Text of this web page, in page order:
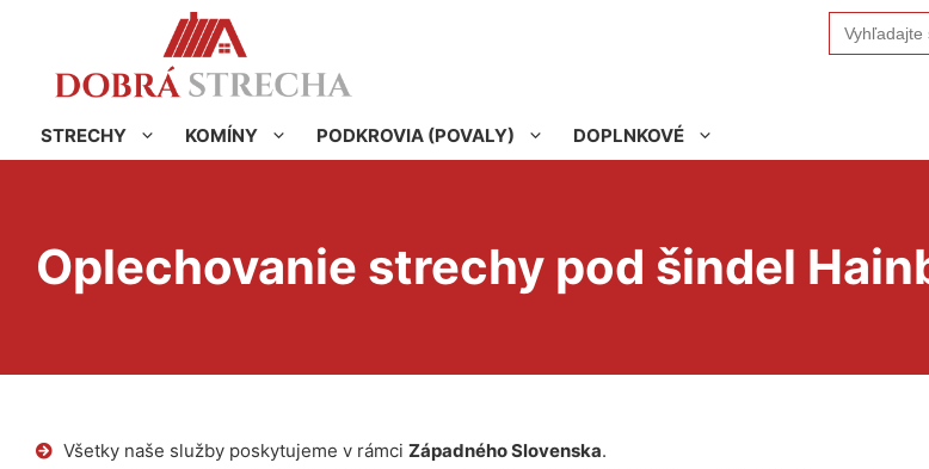
Search
for:
STRECHY KOMÍNY PODKROVIA (POVALY) DOPLNKOVÉ
Oplechovanie strechy pod šindel
Všetky naše služby poskytujeme v rámci Západného Slovenska.